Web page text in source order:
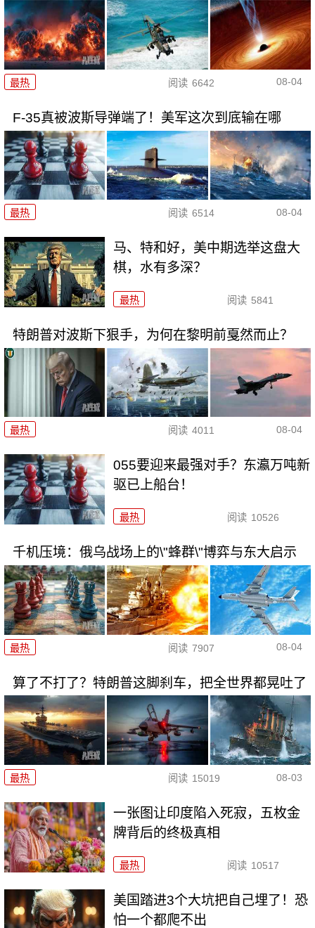
最热 阅读 6642 08-04
F-35真被波斯导弹端了！美军这次到底输在哪
最热 阅读 6514 08-04
马、特和好，美中期选举这盘大
棋，水有多深？
最热 阅读 5841
特朗普对波斯下狠手，为何在黎明前戛然而止？
最热 阅读 4011 08-04
055要迎来最强对手？东瀛万吨新
驱已上船台！
最热 阅读 10526
千机压境：俄乌战场上的\"蜂群\"博弈与东大启示
最热 阅读 7907 08-04
算了不打了？特朗普这脚刹车，把全世界都晃吐了
最热 阅读 15019 08-03
一张图让印度陷入死寂，五枚金
牌背后的终极真相
最热 阅读 10517
美国踏进3个大坑把自己埋了！恐
怕一个都爬不出